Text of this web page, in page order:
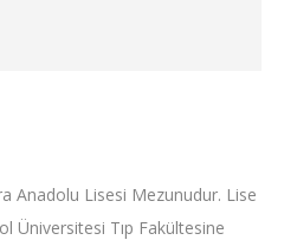
Anadolu Lisesi Mezunudur. Lise
Üniversitesi Tıp Fakültesine